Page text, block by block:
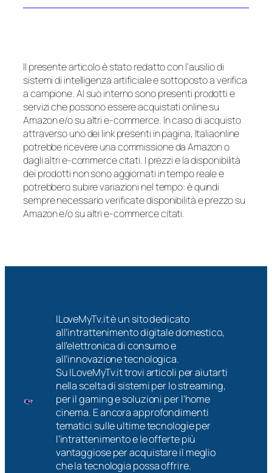
Il presente articolo è stato redatto con l’ausilio di
sistemi di intelligenza artificiale e sottoposto a verifica
a campione. Al suo interno sono presenti prodotti e
servizi che possono essere acquistati online su
Amazon e/o su altri e-commerce. In caso di acquisto
attraverso uno dei link presenti in pagina, Italiaonline
potrebbe ricevere una commissione da Amazon o
dagli altri e-commerce citati. I prezzi e la disponibilità
dei prodotti non sono aggiornati in tempo reale e
potrebbero subire variazioni nel tempo: è quindi
sempre necessario verificate disponibilità e prezzo su
Amazon e/o su altri e-commerce citati.
ILoveMyTv.it è un sito dedicato
all’intrattenimento digitale domestico,
all’elettronica di consumo e
all’innovazione tecnologica.
Su ILoveMyTv.it trovi articoli per aiutarti
nella scelta di sistemi per lo streaming,
per il gaming e soluzioni per l’home
cinema. E ancora approfondimenti
tematici sulle ultime tecnologie per
l’intrattenimento e le offerte più
vantaggiose per acquistare il meglio
che la tecnologia possa offrire.